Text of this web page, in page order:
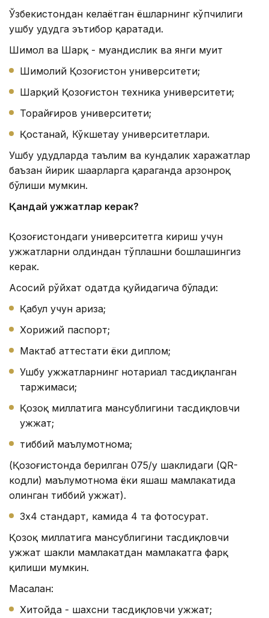
Ўзбекистондан келаётган ёшларнинг кўпчилиги
ушбу ҳудудга эътибор қаратади.
Шимол ва Шарқ - муҳандислик ва янги муҳит
Шимолий Қозоғистон университети;
Шарқий Қозоғистон техника университети;
Торайғиров университети;
Қостанай, Кўкшетау университетлари.
Ушбу ҳудудларда таълим ва кундалик харажатлар
баъзан йирик шаҳарларга қараганда арзонроқ
бўлиши мумкин.
Қандай ҳужжатлар керак?
Қозоғистондаги университетга кириш учун
ҳужжатларни олдиндан тўплашни бошлашингиз
керак.
Асосий рўйхат одатда қуйидагича бўлади:
Қабул учун ариза;
Хорижий паспорт;
Мактаб аттестати ёки диплом;
Ушбу ҳужжатларнинг нотариал тасдиқланган
таржимаси;
Қозоқ миллатига мансублигини тасдиқловчи
ҳужжат;
тиббий маълумотнома;
(Қозоғистонда берилган 075/у шаклидаги (QR-
кодли) маълумотнома ёки яшаш мамлакатида
олинган тиббий ҳужжат).
3х4 стандарт, камида 4 та фотосурат.
Қозоқ миллатига мансублигини тасдиқловчи
ҳужжат шакли мамлакатдан мамлакатга фарқ
қилиши мумкин.
Масалан:
Хитойда - шахсни тасдиқловчи ҳужжат;